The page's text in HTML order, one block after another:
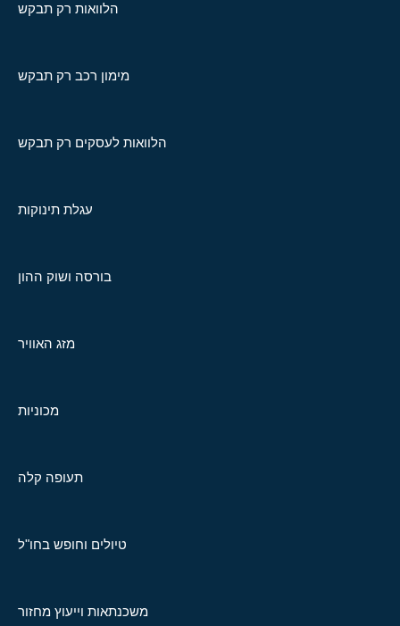
הלוואות רק תבקש
מימון רכב רק תבקש
הלוואות לעסקים רק תבקש
עגלת תינוקות
בורסה ושוק ההון
מזג האוויר
מכוניות
תעופה קלה
טיולים וחופש בחו"ל
משכנתאות וייעוץ מחזור